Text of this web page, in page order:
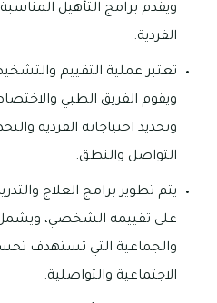
ويقدم برامج التأهيل
الفردية.
تعتبر عملية التقييم
ويقوم الفريق الطبي
وتحديد احتياجاته الفردية
التواصل والنطق.
يتم تطوير برامج العلاج
على تقييمه الشخصي، ويشمل
والجماعية التي تستهدف
الاجتماعية والتواصلية.